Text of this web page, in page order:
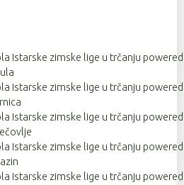
Istarske zimske lige u trčanju
Istarske zimske lige u trčanju
Istarske zimske lige u trčanju
Istarske zimske lige u trčanju
Istarske zimske lige u trčanju